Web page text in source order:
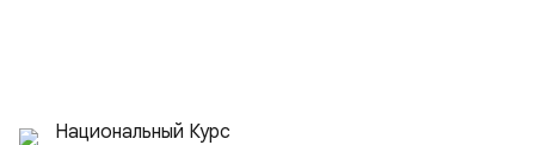
Национальный Курс